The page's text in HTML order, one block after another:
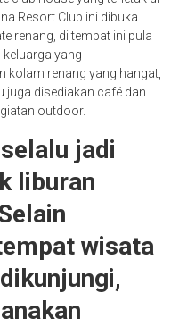
Resort Club ini dibuka
renang, di tempat ini pula
yang
kolam renang yang hangat,
juga disediakan café dan
outdoor.
jadi
liburan
wisata